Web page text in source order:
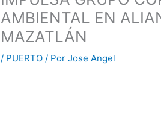
AMBIENTAL EN
MAZATLÁN
/ PUERTO / PorJose Angel